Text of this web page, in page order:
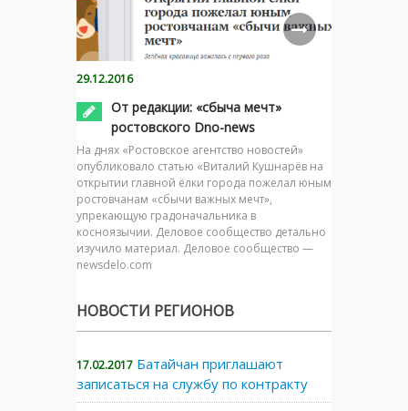
29.12.2016
От редакции: «сбыча мечт»
ростовского Dno-news
На днях «Ростовское агентство новостей»
опубликовало статью «Виталий Кушнарёв на
открытии главной ёлки города пожелал юным
ростовчанам «сбычи важных мечт»,
упрекающую градоначальника в
косноязычии. Деловое сообщество детально
изучило материал. Деловое сообщество —
newsdelo.com
НОВОСТИ РЕГИОНОВ
17.02.2017 Батайчан приглашают
записаться на службу по контракту